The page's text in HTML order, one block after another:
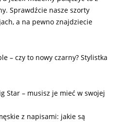
Sprawdźcie nasze szorty
a na pewno znajdziecie
– czy to nowy czarny? Stylistka
Star – musisz je mieć w swojej
z napisami: jakie są